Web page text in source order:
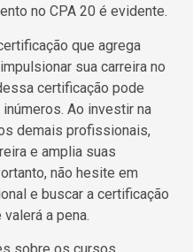
no CPA 20 é evidente.
que agrega
sua carreira no
certificação pode
Ao investir na
demais profissionais,
e amplia suas
não hesite em
e buscar a certificação
a pena.